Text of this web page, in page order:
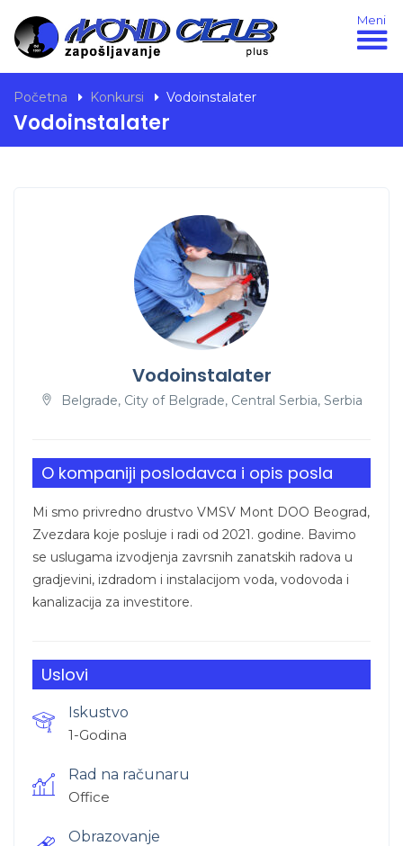
Meni
Početna Konkursi Vodoinstalater
Vodoinstalater
Vodoinstalater
Belgrade, City of Belgrade, Central Serbia, Serbia
O kompaniji poslodavca i opis posla
Mi smo privredno drustvo VMSV Mont DOO Beograd,
Zvezdara koje posluje i radi od 2021. godine. Bavimo
se uslugama izvodjenja zavrsnih zanatskih radova u
gradjevini, izdradom i instalacijom voda, vodovoda i
kanalizacija za investitore.
Uslovi
Iskustvo
1-Godina
Rad na računaru
Office
Obrazovanje